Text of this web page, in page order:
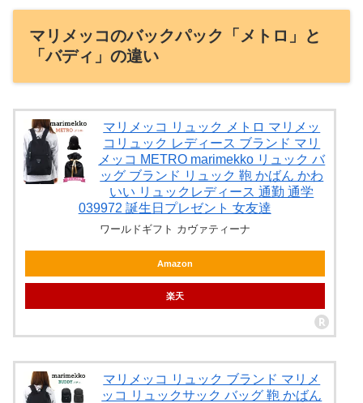
マリメッコのバックパック「メトロ」と
「バディ」の違い
マリメッコ リュック メトロ マリメッ
コリュック レディース ブランド マリ
メッコ METRO marimekko リュック バ
ッグ ブランド リュック 鞄 かばん かわ
いい リュックレディース 通勤 通学
039972 誕生日プレゼント 女友達
ワールドギフト カヴァティーナ
Amazon
楽天
マリメッコ リュック ブランド マリメ
ッコ リュックサック バッグ 鞄 かばん